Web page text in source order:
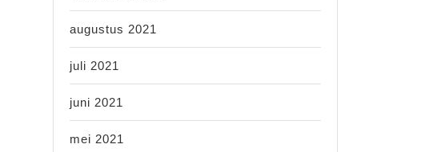
augustus 2021
juli 2021
juni 2021
mei 2021